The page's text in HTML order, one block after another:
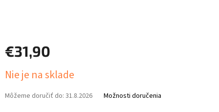
€31,90
cena:
Nie je na sklade
Môžeme doručiť do: 31.8.2026 Možnosti doručenia